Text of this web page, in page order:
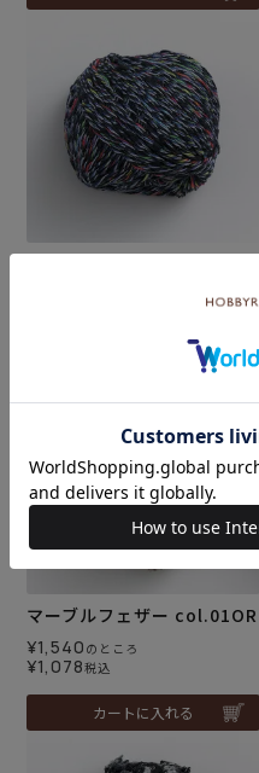
カートに入れる
マーブルフェザー col.01OR
¥1,540 のところ
¥1,078税込
カートに入れる